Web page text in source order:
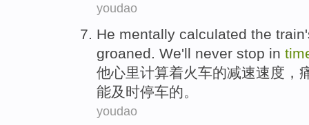
youdao
He mentally calculated the train
groaned. We'll never stop in
他心里计算着火车的减速速度 ，
能及时停车的。
youdao